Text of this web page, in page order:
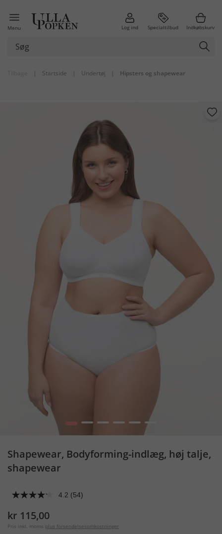
Menu Log ind Specialtilbud Indkøbskurv
| Startside | Undertøj | Hipsters og shapewear
1 2 3 4 5
Shapewear, Bodyforming-indlæg, høj talje,
shapewear
4.2 (54)
kr 115,00
Pris inkl. moms plus forsendelsesomkostninger